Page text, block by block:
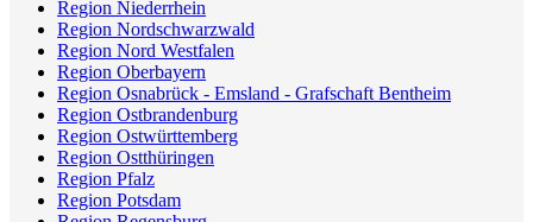
Region Niederrhein
Region Nordschwarzwald
Region Nord Westfalen
Region Oberbayern
Region Osnabrück - Emsland - Grafschaft Bentheim
Region Ostbrandenburg
Region Ostwürttemberg
Region Ostthüringen
Region Pfalz
Region Potsdam